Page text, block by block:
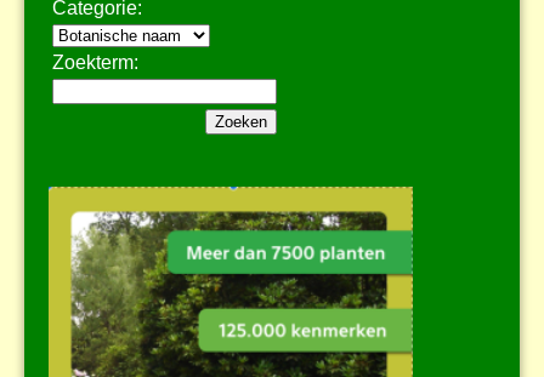
Categorie:
Zoekterm: